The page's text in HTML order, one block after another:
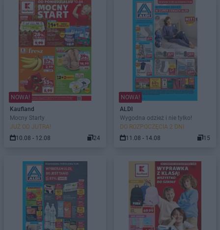
NOWA!
Kaufland
Mocny Starty
JUŻ OD JUTRA!
10.08 - 12.08
24
NOWA!
ALDI
Wygodna odzież i nie tylko!
DO ROZPOCZĘCIA 2 DNI
11.08 - 14.08
15